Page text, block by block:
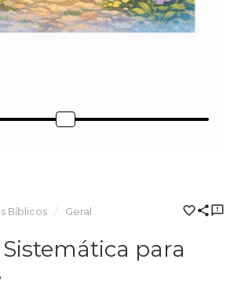
Bíblicos Geral
para